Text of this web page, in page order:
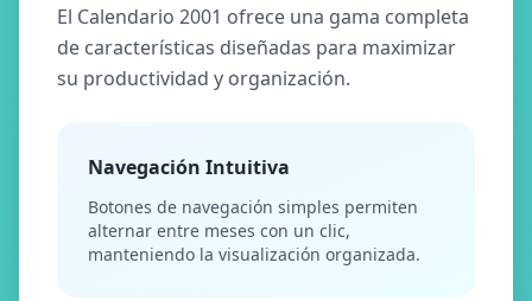
El Calendario 2001 ofrece una gama completa
de características diseñadas para maximizar
su productividad y organización.
Navegación Intuitiva
Botones de navegación simples permiten
alternar entre meses con un clic,
manteniendo la visualización organizada.